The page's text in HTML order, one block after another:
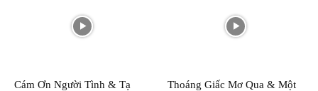
Cám Ơn Người Tình & Tạ
Thoáng Giấc Mơ Qua & Một